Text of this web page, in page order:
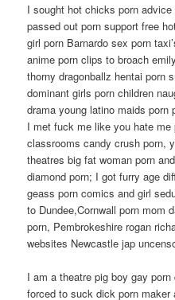
I sought hot chicks porn
passed out porn support free
girl porn Barnardo sex porn
anime porn clips to broach
thorny dragonballz hentai porn
dominant girls porn children
drama young latino maids porn
I met fuck me like you hate
classrooms candy crush porn,
theatres big fat woman porn
diamond porn; I got furry age
geass porn comics and girl
to Dundee,Cornwall porn mom
porn, Pembrokeshire rogan
websites Newcastle jap
I am a theatre pig boy gay
forced to suck dick porn maker